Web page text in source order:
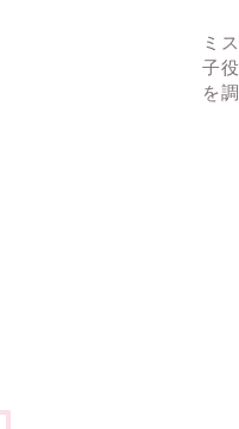
ミ
子
を